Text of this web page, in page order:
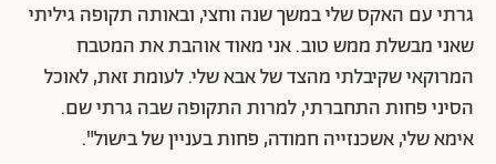
גרתי עם האקס שלי במשך שנה וחצי, ובאותה תקופה גיליתי
שאני מבשלת ממש טוב. אני מאוד אוהבת את המטבח
המרוקאי שקיבלתי מהצד של אבא שלי. לעומת זאת, לאוכל
הסיני פחות התחברתי, למרות התקופה שבה גרתי שם.
אימא שלי, אשכנזייה חמודה, פחות בעניין של בישול".